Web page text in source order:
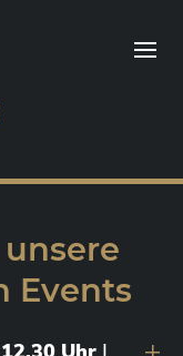
Events